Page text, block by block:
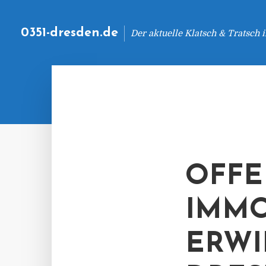
0351-dresden.de Der aktuelle Klatsch & Tratsch